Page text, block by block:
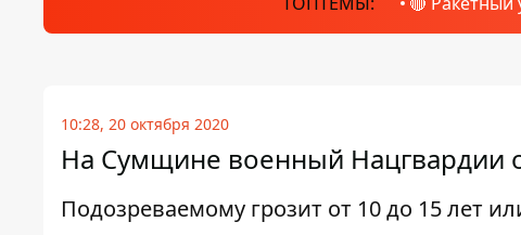
10:28, 20 октября 2020
На Сумщине военный Нацгвардии
Подозреваемому грозит от 10 до 15 лет